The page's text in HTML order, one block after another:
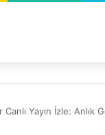
Canlı Yayın İzle: Anlık